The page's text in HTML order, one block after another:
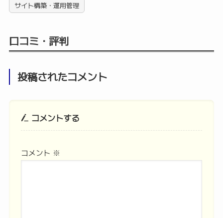
サイト構築・運用管理
口コミ・評判
投稿されたコメント
コメントする
コメント ※